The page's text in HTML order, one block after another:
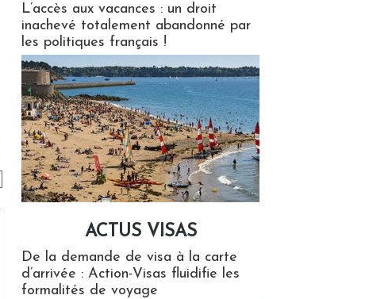
L’accès aux vacances : un droit
inachevé totalement abandonné par
les politiques français !
ACTUS VISAS
De la demande de visa à la carte
d’arrivée : Action-Visas fluidifie les
formalités de voyage